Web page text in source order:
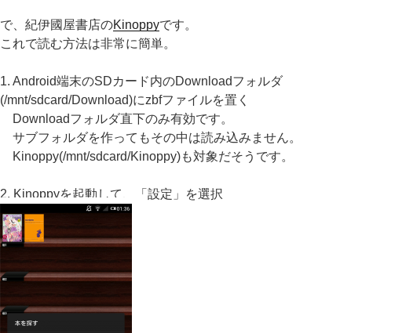
で、紀伊國屋書店のKinoppyです。
これで読む方法は非常に簡単。
1. Android端末のSDカード内のDownloadフォルダ
(/mnt/sdcard/Download)にzbfファイルを置く
Downloadフォルダ直下のみ有効です。
サブフォルダを作ってもその中は読み込みません。
Kinoppy(/mnt/sdcard/Kinoppy)も対象だそうです。
2. Kinoppyを起動して、「設定」を選択